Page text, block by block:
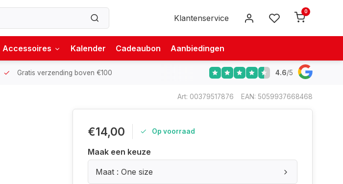
Klantenservice
0
Accessoires Kalender Cadeaubon Aanbiedingen
Gratis verzending boven €100 4.6/5
Art: 00379517876 EAN: 5059937668468
€14,00 Op voorraad
Maak een keuze
Maat : One size